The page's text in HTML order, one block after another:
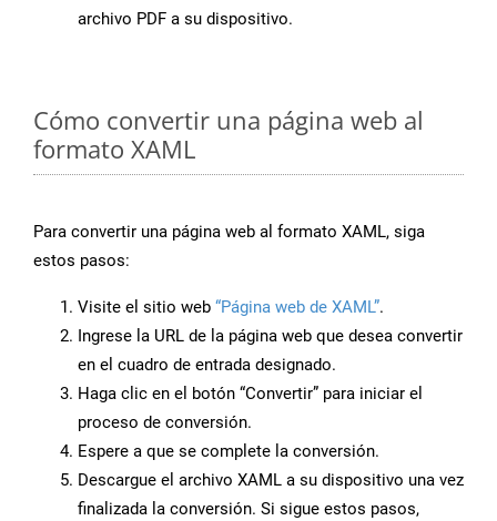
archivo PDF a su dispositivo.
Cómo convertir una página web al
formato XAML
Para convertir una página web al formato XAML, siga
estos pasos:
Visite el sitio web “Página web de XAML”.
Ingrese la URL de la página web que desea convertir
en el cuadro de entrada designado.
Haga clic en el botón “Convertir” para iniciar el
proceso de conversión.
Espere a que se complete la conversión.
Descargue el archivo XAML a su dispositivo una vez
finalizada la conversión. Si sigue estos pasos,